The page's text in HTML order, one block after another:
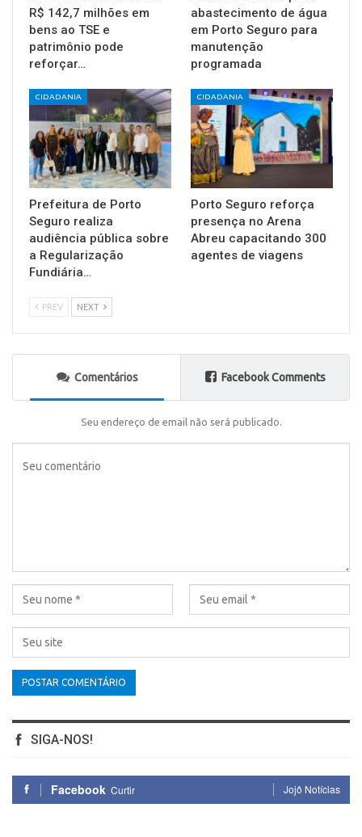
R$ 142,7 milhões em
bens ao TSE e
patrimônio pode
reforçar…
abastecimento de água
em Porto Seguro para
manutenção
programada
CIDADANIA
Prefeitura de Porto
Seguro realiza
audiência pública sobre
a Regularização
Fundiária…
CIDADANIA
Porto Seguro reforça
presença no Arena
Abreu capacitando 300
agentes de viagens
PREV NEXT
Comentários Facebook Comments
Seu endereço de email não será publicado.
SIGA-NOS!
Facebook Curtir Jojô Notícias